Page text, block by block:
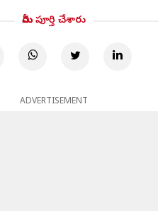
మీరు పూర్తి చేశారు
ADVERTISEMENT